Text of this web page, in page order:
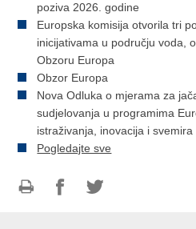
poziva 2026. godine
Europska komisija otvorila tri
inicijativama u području voda,
Obzoru Europa
Obzor Europa
Nova Odluka o mjerama za
sudjelovanja u programima
istraživanja, inovacija i svemira
Pogledajte sve